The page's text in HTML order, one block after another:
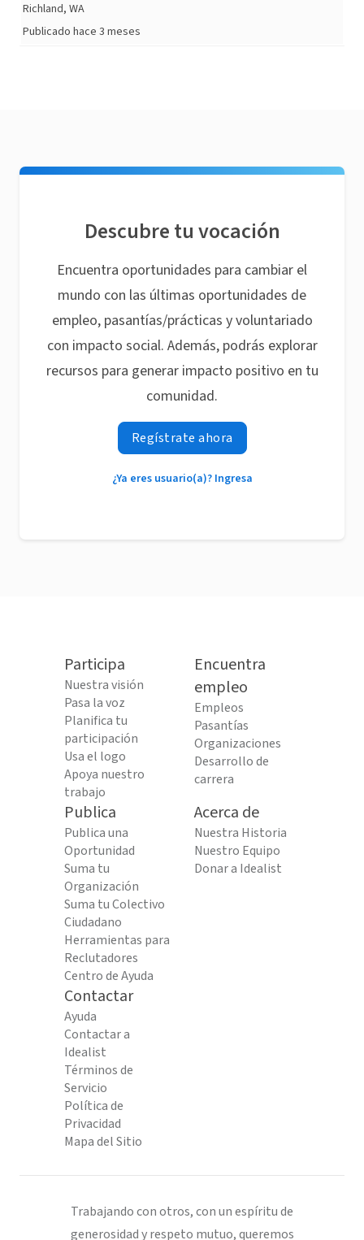
Richland, WA
Publicado hace 3 meses
Descubre tu vocación
Encuentra oportunidades para cambiar el
mundo con las últimas oportunidades de
empleo, pasantías/prácticas y voluntariado
con impacto social. Además, podrás explorar
recursos para generar impacto positivo en tu
comunidad.
Regístrate ahora
¿Ya eres usuario(a)? Ingresa
Participa
Nuestra visión
Pasa la voz
Planifica tu
participación
Usa el logo
Apoya nuestro
trabajo
Encuentra
empleo
Empleos
Pasantías
Organizaciones
Desarrollo de
carrera
Publica
Publica una
Oportunidad
Suma tu
Organización
Suma tu Colectivo
Ciudadano
Herramientas para
Reclutadores
Centro de Ayuda
Acerca de
Nuestra Historia
Nuestro Equipo
Donar a Idealist
Contactar
Ayuda
Contactar a
Idealist
Términos de
Servicio
Política de
Privacidad
Mapa del Sitio
Trabajando con otros, con un espíritu de
generosidad y respeto mutuo, queremos